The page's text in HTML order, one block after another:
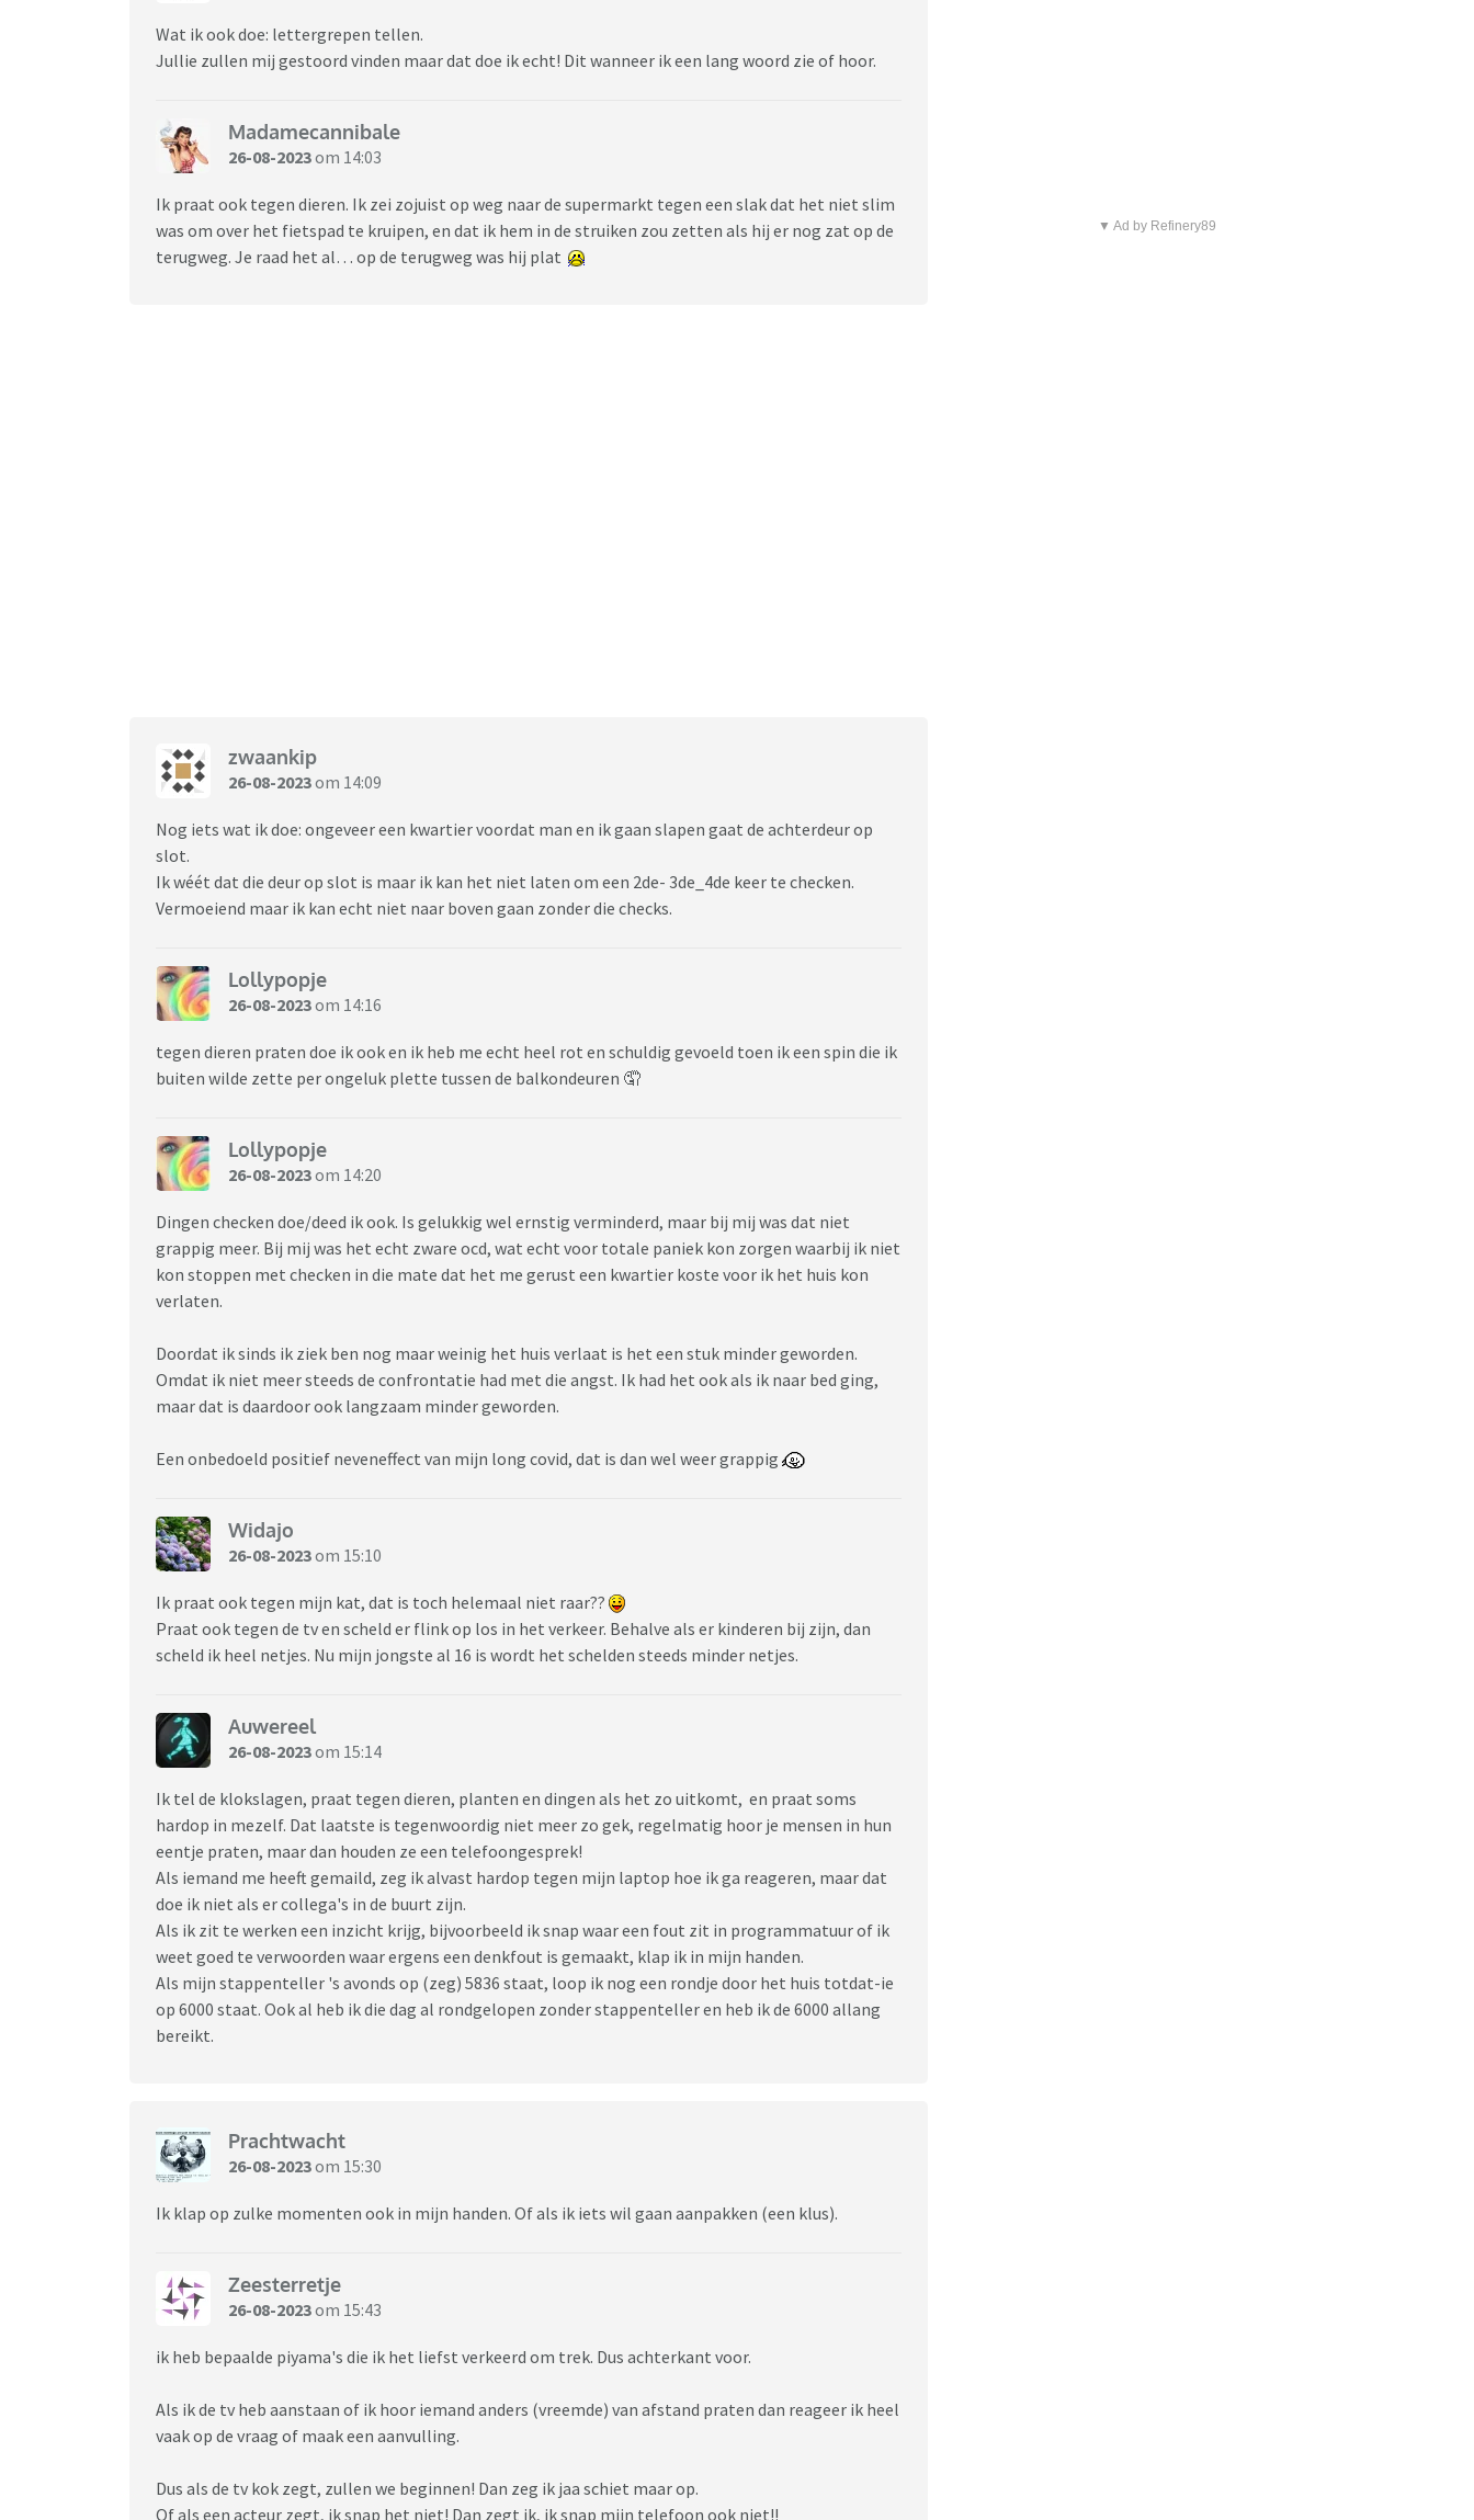
Wat ik ook doe: lettergrepen tellen.
Jullie zullen mij gestoord vinden maar dat doe ik echt! Dit wanneer ik een lang woord zie of hoor.
Madamecannibale
26-08-2023om 14:03
Ik praat ook tegen dieren. Ik zei zojuist op weg naar de supermarkt tegen een slak dat het niet slim
was om over het fietspad te kruipen, en dat ik hem in de struiken zou zetten als hij er nog zat op de
terugweg. Je raad het al… op de terugweg was hij plat
zwaankip
26-08-2023om 14:09
Nog iets wat ik doe: ongeveer een kwartier voordat man en ik gaan slapen gaat de achterdeur op
slot.
Ik wéét dat die deur op slot is maar ik kan het niet laten om een 2de- 3de_4de keer te checken.
Vermoeiend maar ik kan echt niet naar boven gaan zonder die checks.
Lollypopje
26-08-2023om 14:16
tegen dieren praten doe ik ook en ik heb me echt heel rot en schuldig gevoeld toen ik een spin die ik
buiten wilde zette per ongeluk plette tussen de balkondeuren 🤦
Lollypopje
26-08-2023om 14:20
Dingen checken doe/deed ik ook. Is gelukkig wel ernstig verminderd, maar bij mij was dat niet
grappig meer. Bij mij was het echt zware ocd, wat echt voor totale paniek kon zorgen waarbij ik niet
kon stoppen met checken in die mate dat het me gerust een kwartier koste voor ik het huis kon
verlaten.
Doordat ik sinds ik ziek ben nog maar weinig het huis verlaat is het een stuk minder geworden.
Omdat ik niet meer steeds de confrontatie had met die angst. Ik had het ook als ik naar bed ging,
maar dat is daardoor ook langzaam minder geworden.
Een onbedoeld positief neveneffect van mijn long covid, dat is dan wel weer grappig
Widajo
26-08-2023om 15:10
Ik praat ook tegen mijn kat, dat is toch helemaal niet raar??
Praat ook tegen de tv en scheld er flink op los in het verkeer. Behalve als er kinderen bij zijn, dan
scheld ik heel netjes. Nu mijn jongste al 16 is wordt het schelden steeds minder netjes.
Auwereel
26-08-2023om 15:14
Ik tel de klokslagen, praat tegen dieren, planten en dingen als het zo uitkomt, en praat soms
hardop in mezelf. Dat laatste is tegenwoordig niet meer zo gek, regelmatig hoor je mensen in hun
eentje praten, maar dan houden ze een telefoongesprek!
Als iemand me heeft gemaild, zeg ik alvast hardop tegen mijn laptop hoe ik ga reageren, maar dat
doe ik niet als er collega's in de buurt zijn.
Als ik zit te werken een inzicht krijg, bijvoorbeeld ik snap waar een fout zit in programmatuur of ik
weet goed te verwoorden waar ergens een denkfout is gemaakt, klap ik in mijn handen.
Als mijn stappenteller 's avonds op (zeg) 5836 staat, loop ik nog een rondje door het huis totdat-ie
op 6000 staat. Ook al heb ik die dag al rondgelopen zonder stappenteller en heb ik de 6000 allang
bereikt.
Prachtwacht
26-08-2023om 15:30
Ik klap op zulke momenten ook in mijn handen. Of als ik iets wil gaan aanpakken (een klus).
Zeesterretje
26-08-2023om 15:43
ik heb bepaalde piyama's die ik het liefst verkeerd om trek. Dus achterkant voor.
Als ik de tv heb aanstaan of ik hoor iemand anders (vreemde) van afstand praten dan reageer ik heel
vaak op de vraag of maak een aanvulling.
Dus als de tv kok zegt, zullen we beginnen! Dan zeg ik jaa schiet maar op.
Of als een acteur zegt, ik snap het niet! Dan zegt ik, ik snap mijn telefoon ook niet!!
▼ Ad by Refinery89